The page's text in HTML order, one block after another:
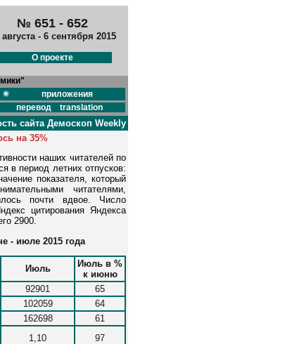
№ 651 - 652
августа - 6 сентября 2015
О проекте
приложения
перевод translation
сайта Демоскоп Weekly
на 35%
наших читателей по
в период летних отпусков:
показателя, который
читателями,
почти вдвое. Число
цитирования Яндекса
2900.
- июле 2015 года
Июль
Июль в %
к июню
92901
65
102059
64
162698
61
1,10
97